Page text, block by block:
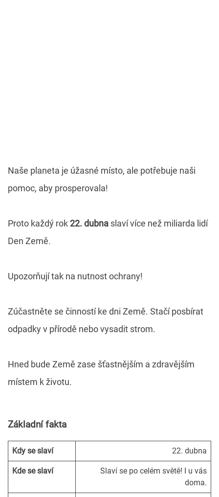
Naše planeta je úžasné místo, ale potřebuje naši
pomoc, aby prosperovala!
Proto každý rok22. dubna slaví více než miliarda lidí
Den Země.
Upozorňují tak na nutnost ochrany!
Zúčastněte se činností ke dni Země. Stačí posbírat
odpadky v přírodě nebo vysadit strom.
Hned bude Země zase šťastnějším a zdravějším
místem k životu.
Základní fakta
Kdy se slaví 22. dubna
Kde se slaví
Slaví se po celém světě! I u vás
doma.